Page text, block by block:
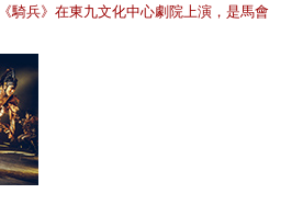
兵》在東九文化中心劇院上演，是馬會